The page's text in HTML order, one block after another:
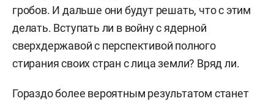
гробов. И дальше они будут решать, что с этим
делать. Вступать ли в войну с ядерной
сверхдержавой с перспективой полного
стирания своих стран с лица земли? Вряд ли.
Гораздо более вероятным результатом станет